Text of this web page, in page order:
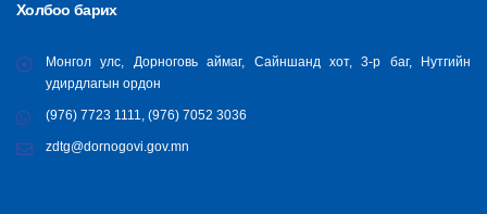
Холбоо барих
Монгол улс, Дорноговь аймаг, Сайншанд хот, 3-р баг, Нутгийн
удирдлагын ордон
(976) 7723 1111, (976) 7052 3036
zdtg@dornogovi.gov.mn